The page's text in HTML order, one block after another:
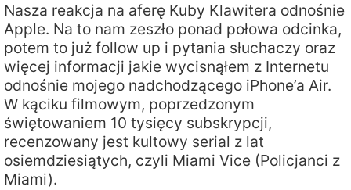
Nasza reakcja na aferę Kuby Klawitera odnośnie
Apple. Na to nam zeszło ponad połowa odcinka,
potem to już follow up i pytania słuchaczy oraz
więcej informacji jakie wycisnąłem z Internetu
odnośnie mojego nadchodzącego iPhone’a Air.
W kąciku filmowym, poprzedzonym
świętowaniem 10 tysięcy subskrypcji,
recenzowany jest kultowy serial z lat
osiemdziesiątych, czyli Miami Vice (Policjanci z
Miami).